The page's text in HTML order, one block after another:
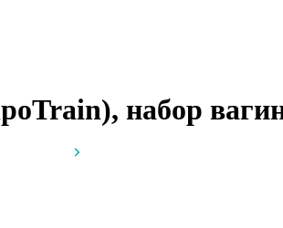
набор